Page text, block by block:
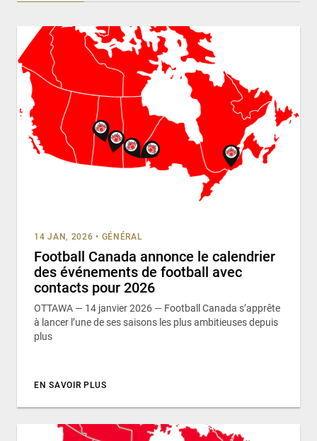
14 JAN, 2026 • GÉNÉRAL
Football Canada annonce le calendrier
des événements de football avec
contacts pour 2026
OTTAWA — 14 janvier 2026 — Football Canada s’apprête
à lancer l’une de ses saisons les plus ambitieuses depuis
plus
EN SAVOIR PLUS